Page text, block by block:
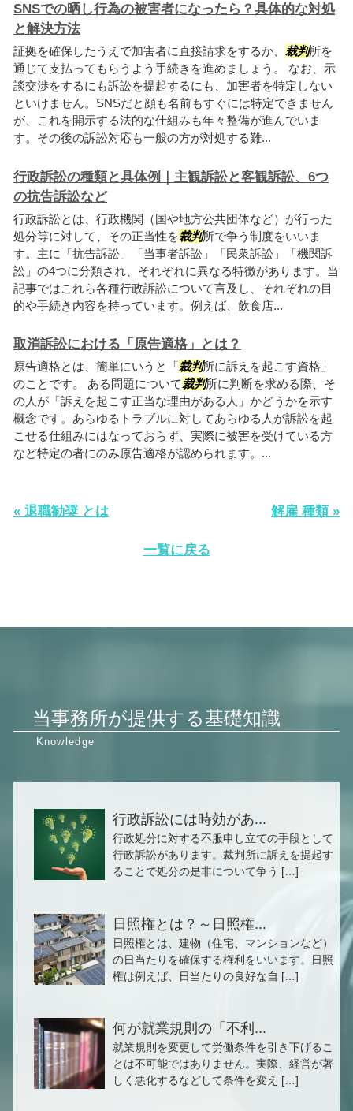
SNSでの晒し行為の被害者になったら？具体的な対処
と解決方法
証拠を確保したうえで加害者に直接請求をするか、 裁判所を
通じて支払ってもらうよう手続きを進めましょう。 なお、示
談交渉をするにも訴訟を提起するにも、加害者を特定しない
といけません。SNSだと顔も名前もすぐには特定できません
が、これを開示する法的な仕組みも年々整備が進んでいま
す。その後の訴訟対応も一般の方が対処する難...
行政訴訟の種類と具体例｜主観訴訟と客観訴訟、6つ
の抗告訴訟など
行政訴訟とは、行政機関（国や地方公共団体など）が行った
処分等に対して、その正当性を裁判所で争う制度をいいま
す。主に「抗告訴訟」「当事者訴訟」「民衆訴訟」「機関訴
訟」の4つに分類され、それぞれに異なる特徴があります。当
記事ではこれら各種行政訴訟について言及し、それぞれの目
的や手続き内容を持っています。例えば、飲食店...
取消訴訟における「原告適格」とは？
原告適格とは、簡単にいうと「裁判所に訴えを起こす資格」
のことです。 ある問題について裁判所に判断を求める際、そ
の人が「訴えを起こす正当な理由がある人」かどうかを示す
概念です。あらゆるトラブルに対してあらゆる人が訴訟を起
こせる仕組みにはなっておらず、実際に被害を受けている方
など特定の者にのみ原告適格が認められます。...
« 退職勧奨 とは 解雇 種類 »
一覧に戻る
当事務所が提供する基礎知識
行政訴訟には時効があ...
行政処分に対する不服申し立ての手段として
行政訴訟があります。裁判所に訴えを提起す
ることで処分の是非について争う […]
日照権とは？～日照権...
日照権とは、建物（住宅、マンションなど）
の日当たりを確保する権利をいいます。日照
権は例えば、日当たりの良好な自 […]
何が就業規則の「不利...
就業規則を変更して労働条件を引き下げるこ
とは不可能ではありません。実際、経営が著
しく悪化するなどして条件を変え […]